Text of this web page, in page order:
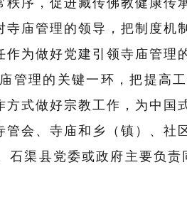
庙管理的领导，把制度机
为做好党建引领寺庙管理
管理的关键一环，把提高
方式做好宗教工作，为中国
会、寺庙和乡（镇）、社
渠县党委或政府主要负责